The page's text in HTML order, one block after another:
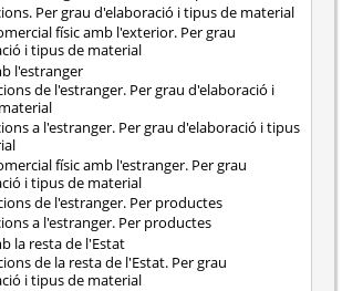
Per grau d'elaboració i tipus de material
físic amb l'exterior. Per grau
i tipus de material
l'estranger
de l'estranger. Per grau d'elaboració i
a l'estranger. Per grau d'elaboració i tipus
físic amb l'estranger. Per grau
i tipus de material
de l'estranger. Per productes
a l'estranger. Per productes
la resta de l'Estat
de la resta de l'Estat. Per grau
i tipus de material